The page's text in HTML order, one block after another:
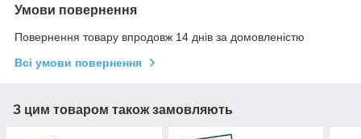
Умови повернення
Повернення товару впродовж 14 днів за домовленістю
Всі умови повернення
З цим товаром також замовляють